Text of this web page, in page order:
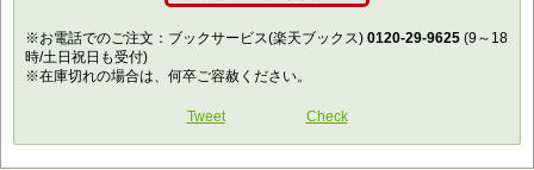
※お電話でのご注文：ブックサービス(楽天ブックス) 0120-29-9625 (9～18
時/土日祝日も受付)
※在庫切れの場合は、何卒ご容赦ください。
Tweet Check